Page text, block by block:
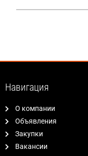
Навигация
О компании
Объявления
Закупки
Вакансии